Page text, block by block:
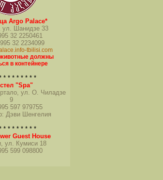
Argo Palace*
ул. Шанидзе 33
32 2250461
32 2234099
tbilisi.com
должны
в контейнере
* * * * * * * *
"Spa"
ул. О. Чиладзе
9
597 979755
Дэви Шенгелия
* * * * * * * *
Guest House
ул. Кумиси 18
599 098800